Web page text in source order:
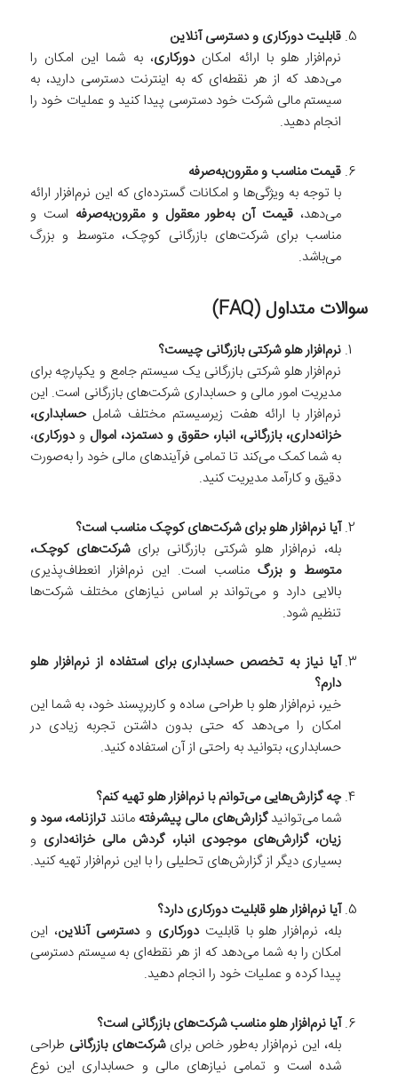
قابلیت دورکاری و دسترسی آنلاین
نرم‌افزار هلو با ارائه امکاندورکاری، به شما این امکان را
می‌دهد که از هر نقطه‌ای که به اینترنت دسترسی دارید، به
سیستم مالی شرکت خود دسترسی پیدا کنید و عملیات خود را
انجام دهید.
قیمت مناسب و مقرون‌به‌صرفه
با توجه به ویژگی‌ها و امکانات گسترده‌ای که این نرم‌افزار ارائه
می‌دهد، قیمت آن به‌طور معقول و مقرون‌به‌صرفه است و
مناسب برای شرکت‌های بازرگانی کوچک، متوسط و بزرگ
می‌باشد.
سوالات متداول (FAQ)
نرم‌افزار هلو شرکتی بازرگانی چیست؟
نرم‌افزار هلو شرکتی بازرگانی یک سیستم جامع و یکپارچه برای
مدیریت امور مالی و حسابداری شرکت‌های بازرگانی است. این
نرم‌افزار با ارائه هفت زیرسیستم مختلف شاملحسابداری،
خزانه‌داری، بازرگانی، انبار، حقوق و دستمزد، اموال ودورکاری،
به شما کمک می‌کند تا تمامی فرآیندهای مالی خود را به‌صورت
دقیق و کارآمد مدیریت کنید.
آیا نرم‌افزار هلو برای شرکت‌های کوچک مناسب است؟
بله، نرم‌افزار هلو شرکتی بازرگانی برایشرکت‌های کوچک،
متوسط و بزرگمناسب است. این نرم‌افزار انعطاف‌پذیری
بالایی دارد و می‌تواند بر اساس نیازهای مختلف شرکت‌ها
تنظیم شود.
آیا نیاز به تخصص حسابداری برای استفاده از نرم‌افزار هلو
دارم؟
خیر، نرم‌افزار هلو با طراحی ساده و کاربرپسند خود، به شما این
امکان را می‌دهد که حتی بدون داشتن تجربه زیادی در
حسابداری، بتوانید به راحتی از آن استفاده کنید.
چه گزارش‌هایی می‌توانم با نرم‌افزار هلو تهیه کنم؟
شما می‌توانیدگزارش‌های مالی پیشرفته مانند ترازنامه، سود و
زیان، گزارش‌های موجودی انبار، گردش مالی خزانه‌داری و
بسیاری دیگر از گزارش‌های تحلیلی را با این نرم‌افزار تهیه کنید.
آیا نرم‌افزار هلو قابلیت دورکاری دارد؟
بله، نرم‌افزار هلو با قابلیتدورکاری ودسترسی آنلاین، این
امکان را به شما می‌دهد که از هر نقطه‌ای به سیستم دسترسی
پیدا کرده و عملیات خود را انجام دهید.
آیا نرم‌افزار هلو مناسب شرکت‌های بازرگانی است؟
بله، این نرم‌افزار به‌طور خاص برایشرکت‌های بازرگانی طراحی
شده است و تمامی نیازهای مالی و حسابداری این نوع